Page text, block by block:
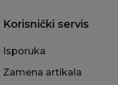
Korisnički servis
Isporuka
Zamena artikala